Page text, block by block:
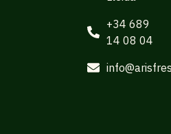
+34 689
14 08 04